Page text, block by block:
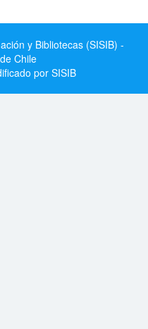
y Bibliotecas (SISIB) -
Chile
por SISIB